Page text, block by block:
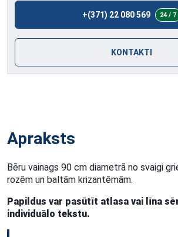
+(371) 22 080 569 24 / 7
KONTAKTI
Apraksts
Bēru vainags 90 cm diametrā no svaigi
rozēm un baltām krizantēmām.
Papildus var pasūtīt atlasa vai līna
individuālo tekstu.